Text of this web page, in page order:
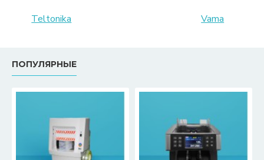
Teltonika Vama
ПОПУЛЯРНЫЕ